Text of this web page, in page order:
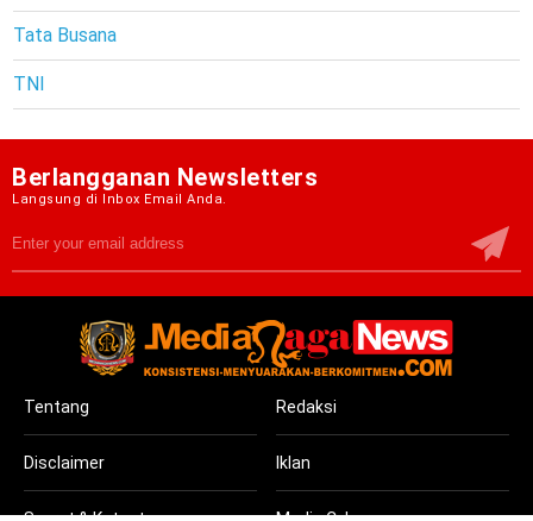
Tata Busana
TNI
Berlangganan Newsletters
Langsung di Inbox Email Anda.
Tentang Redaksi
Disclaimer Iklan